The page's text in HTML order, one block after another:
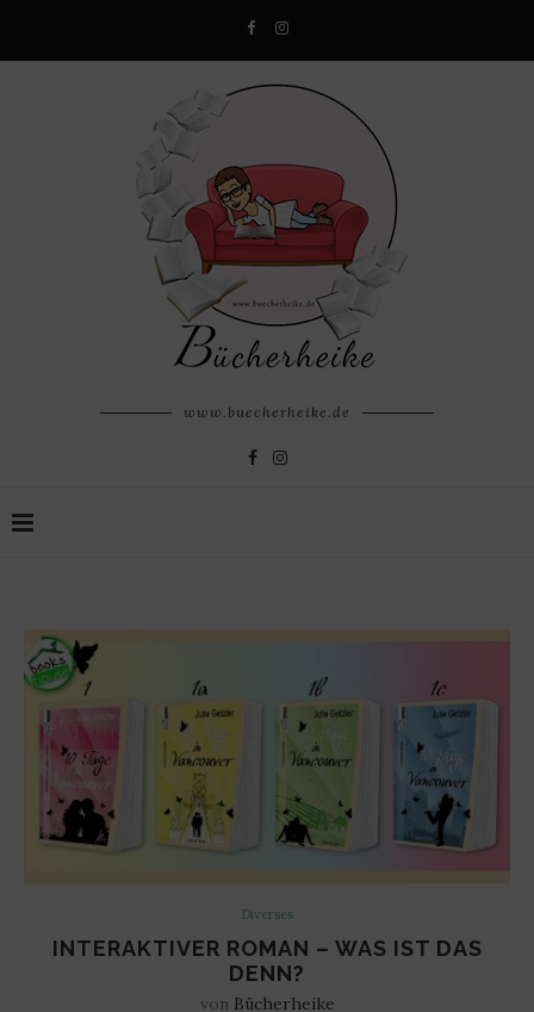
www.buecherheike.de
Diverses
INTERAKTIVER ROMAN – WAS IST DAS
DENN?
von Bücherheike